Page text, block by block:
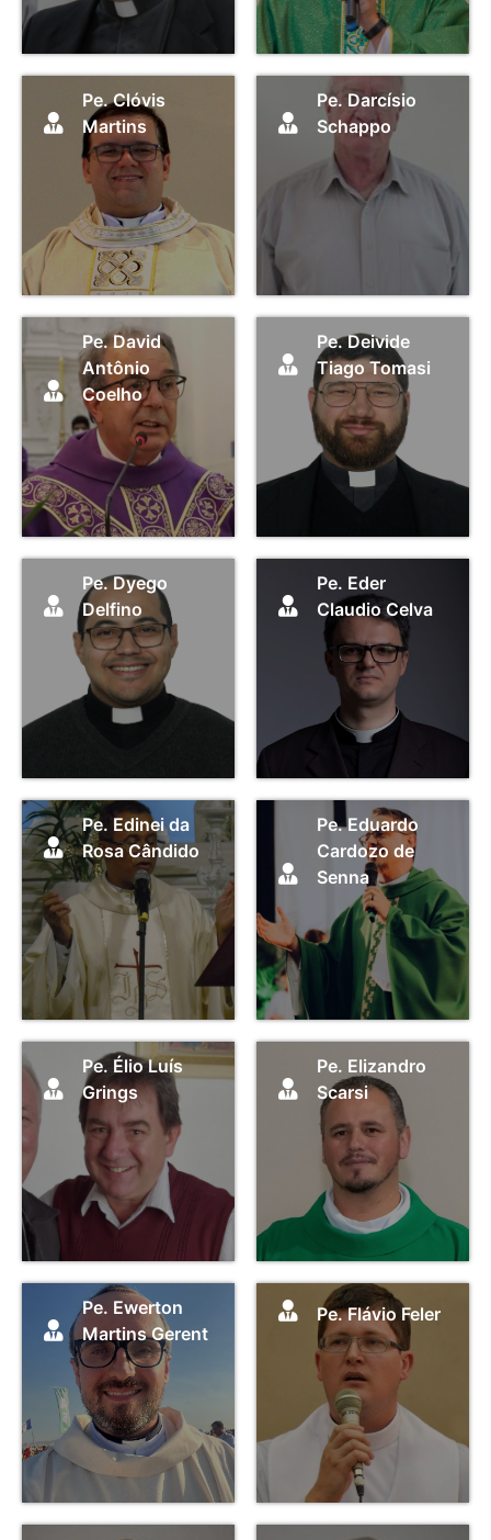
Pe. Clóvis
Martins
Pe. Darcísio
Schappo
Pe. David
Antônio
Coelho
Pe. Deivide
Tiago Tomasi
Pe. Dyego
Delfino
Pe. Eder
Claudio Celva
Pe. Edinei da
Rosa Cândido
Pe. Eduardo
Cardozo de
Senna
Pe. Élio Luís
Grings
Pe. Elizandro
Scarsi
Pe. Ewerton
Martins Gerent
Pe. Flávio Feler